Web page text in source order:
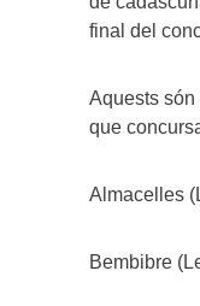
final del
Aquests
que
Almacelles
Bembibre